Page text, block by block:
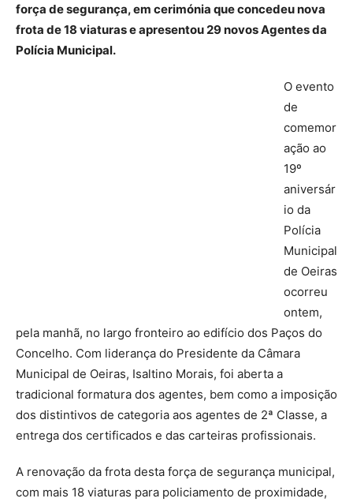
força de segurança, em cerimónia que concedeu nova
frota de 18 viaturas e apresentou 29 novos Agentes da
Polícia Municipal.
O evento
de
comemor
ação ao
19º
aniversár
io da
Polícia
Municipal
de Oeiras
ocorreu
ontem,
pela manhã, no largo fronteiro ao edifício dos Paços do
Concelho. Com liderança do Presidente da Câmara
Municipal de Oeiras, Isaltino Morais, foi aberta a
tradicional formatura dos agentes, bem como a imposição
dos distintivos de categoria aos agentes de 2ª Classe, a
entrega dos certificados e das carteiras profissionais.
A renovação da frota desta força de segurança municipal,
com mais 18 viaturas para policiamento de proximidade,